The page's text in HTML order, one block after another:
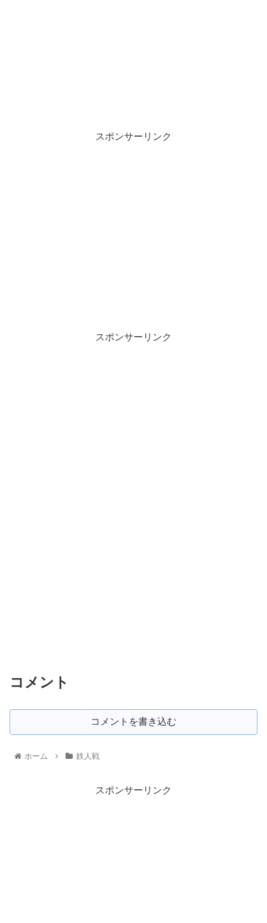
スポンサーリンク
スポンサーリンク
コメント
コメントを書き込む
ホーム 鉄人戦
スポンサーリンク